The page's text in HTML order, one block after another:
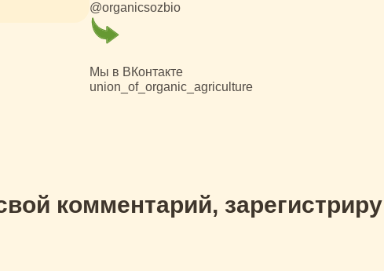
@organicsozbio
Мы в ВКонтакте
union_of_organic_agriculture
комментарий,